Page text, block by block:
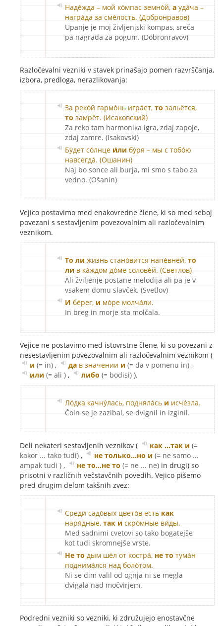
Наде́жда – мой ко́мпас земно́й, а уда́ча –
награ́да за сме́лость. (Добронравов)
Upanje je moj življenjski kompas, sreča
pa nagrada za pogum. (Dobronravov)
Razločevalni vezniki v stavek prinašajo pomen razvrščanja,
izbora, predloga, nerazlikovanja:
За реко́й гармо́нь игра́ет, то зальётся,
то замрёт. (Исаковский)
Za reko tam harmonika igra, zdaj zapoje,
zdaj zamre. (Isakovski)
Бу́дет со́лнце и́ли бу́ря – мы с тобо́ю
навсегда́. (Ошанин)
Naj bo sonce ali burja, mi smo s tabo za
vedno. (Ošanin)
Vejico postavimo med enakovredne člene, ki so med seboj
povezani s sestavljenim povezovalnim ali razločevalnim
veznikom.
То ли жизнь стано́вится напе́вней, то
ли в ка́ждом до́ме солове́й. (Светлов)
Ali žviljenje postane melodija ali pa je v
vsakem domu slavček. (Svetlov)
И бе́рег, и мо́ре молча́ли.
In breg in morje sta molčala.
Vejice ne postavimo med istovrstne člene, ki so povezani z
nesestavljenim povezovalnim ali razločevalnim veznikom (
и (= in) , да в значении и (= da v pomenu in) ,
или (= ali ) , либо (= bodisi) ).
Ло́дка качну́лась, подняла́сь и исче́зла.
Čoln se je zazibal, se dvignil in izginil.
Deli nekateri sestavljenih veznikov ( как …так и (=
kakor ... tako tudi) , не только…но и (= ne samo ...
ampak tudi ) , не то…не то (= ne ... ne) in drugi) so
prisotni v različnih večstavčnih povedih. Vejico pišemo
pred drugim delom takšnih zvez:
Среди́ садо́вых цвето́в есть как
наря́дные, так и скро́мные ви́ды.
Med sadnimi cvetovi so tako bogatejše
kot tudi skromnejše vrste.
Не то дым шёл от костра́, не то тума́н
поднима́лся над боло́том.
Ni se dim valil od ognja ni se megla
dvigala nad močvirjem.
Podredni vezniki so vezniki, ki združujejo enostavčne